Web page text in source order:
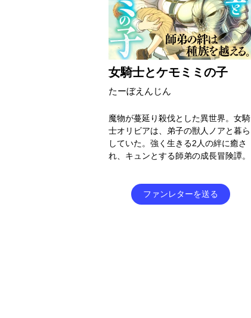
女騎士とケモミミの子
たーぼえんじん
魔物が蔓延り殺伐とした異世界。女騎
士オリビアは、弟子の獣人ノアと暮ら
していた。強く生きる2人の絆に癒さ
れ、キュンとする師弟の成長冒険譚。
ファンレターを送る